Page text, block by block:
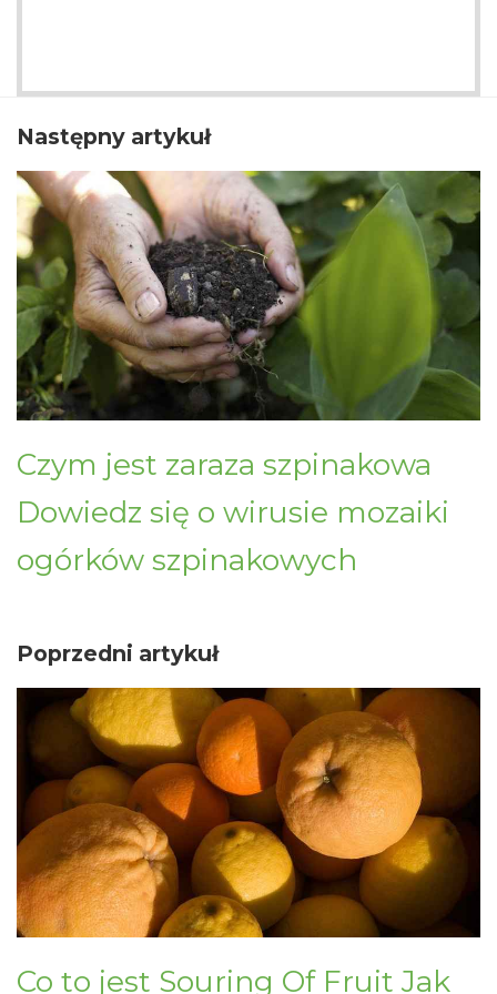
Następny artykuł
Czym jest zaraza szpinakowa
Dowiedz się o wirusie mozaiki
ogórków szpinakowych
Poprzedni artykuł
Co to jest Souring Of Fruit Jak